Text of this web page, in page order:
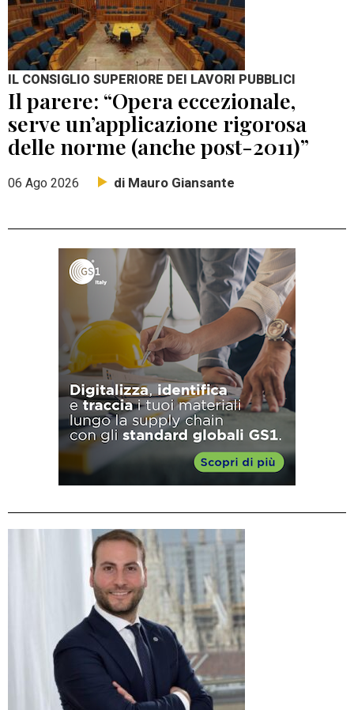
IL CONSIGLIO SUPERIORE DEI LAVORI PUBBLICI
Il parere: “Opera eccezionale,
serve un’applicazione rigorosa
delle norme (anche post-2011)”
06 Ago 2026 di Mauro Giansante